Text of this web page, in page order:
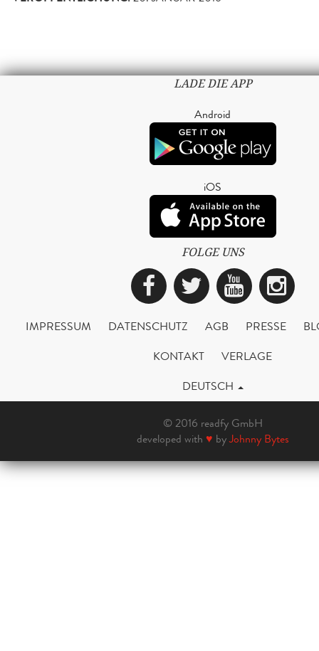
LADE DIE APP
Android
iOS
FOLGE UNS
Facebook
Twitter
IMPRESSUM DATENSCHUTZ AGB PRESSE
KONTAKT
VERLAGE
DEUTSCH
© 2016 readfy GmbH
developed with ♥ byJohnny Bytes